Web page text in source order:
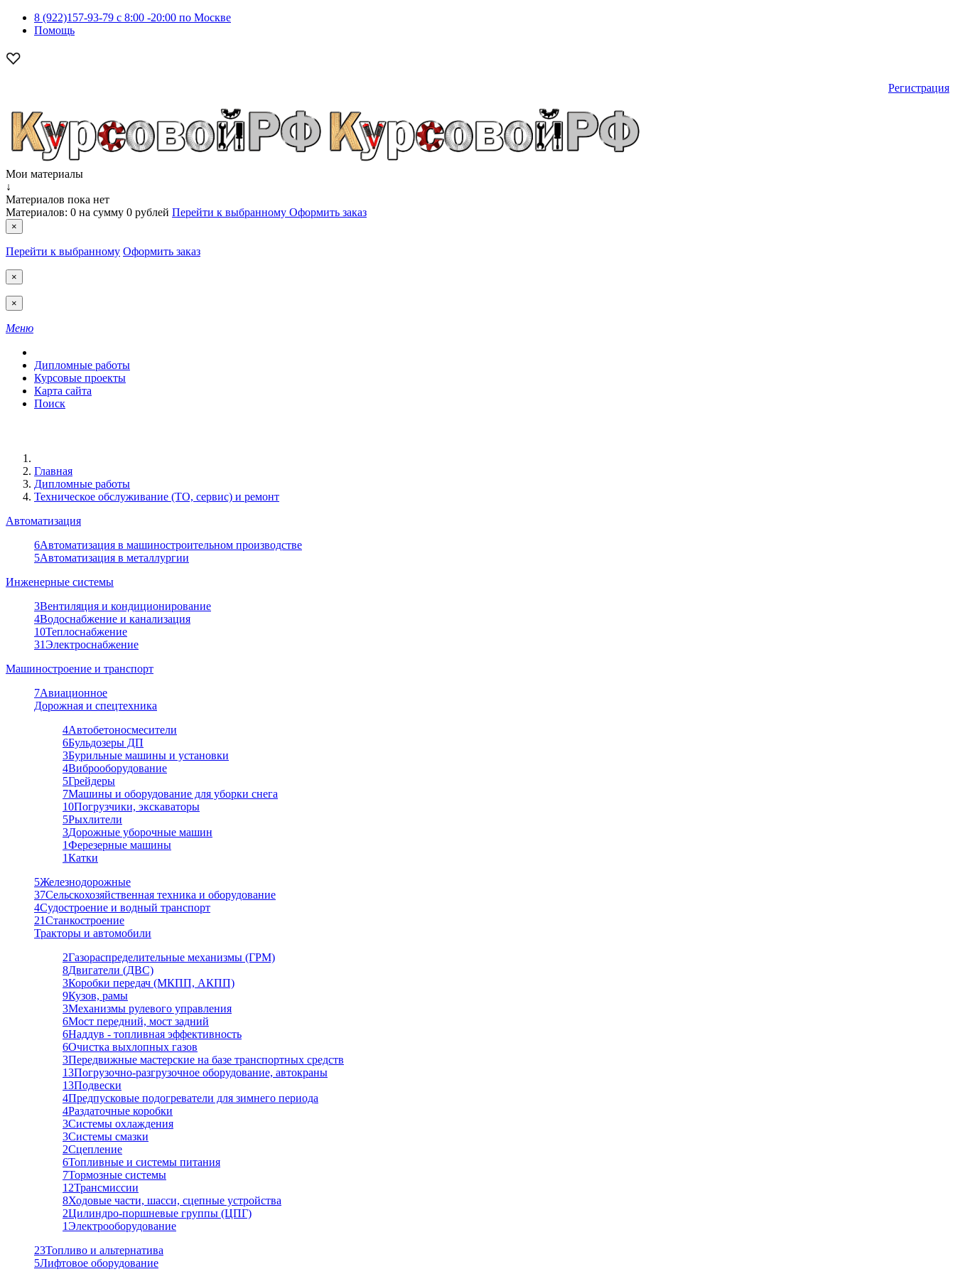
8 (922)157-93-79 c 8:00 -20:00 по Москве
Помощь
Регистрация
Мои материалы
↓
Материалов пока нет
Материалов: 0 на сумму 0 рублей Перейти к выбранному Оформить заказ
×
Перейти к выбранному Оформить заказ
×
×
Меню
Дипломные работы
Курсовые проекты
Карта сайта
Поиск
Главная
Дипломные работы
Техническое обслуживание (ТО, сервис) и ремонт
Автоматизация
6Автоматизация в машиностроительном производстве
5Автоматизация в металлургии
Инженерные системы
3Вентиляция и кондиционирование
4Водоснабжение и канализация
10Теплоснабжение
31Электроснабжение
Машиностроение и транспорт
7Авиационное
Дорожная и спецтехника
4Автобетоносмесители
6Бульдозеры ДП
3Бурильные машины и установки
4Виброоборудование
5Грейдеры
7Машины и оборудование для уборки снега
10Погрузчики, экскаваторы
5Рыхлители
3Дорожные уборочные машин
1Ферезерные машины
1Катки
5Железнодорожные
37Сельскохозяйственная техника и оборудование
4Судостроение и водный транспорт
21Станкостроение
Тракторы и автомобили
2Газораспределительные механизмы (ГРМ)
8Двигатели (ДВС)
3Коробки передач (МКПП, АКПП)
9Кузов, рамы
3Механизмы рулевого управления
6Мост передний, мост задний
6Наддув - топливная эффективность
6Очистка выхлопных газов
3Передвижные мастерские на базе транспортных средств
13Погрузочно-разгрузочное оборудование, автокраны
13Подвески
4Предпусковые подогреватели для зимнего периода
4Раздаточные коробки
3Системы охлаждения
3Системы смазки
2Сцепление
6Топливные и системы питания
7Тормозные системы
12Трансмиссии
8Ходовые части, шасси, сцепные устройства
2Цилиндро-поршневые группы (ЦПГ)
1Электрооборудование
23Топливо и альтернатива
5Лифтовое оборудование